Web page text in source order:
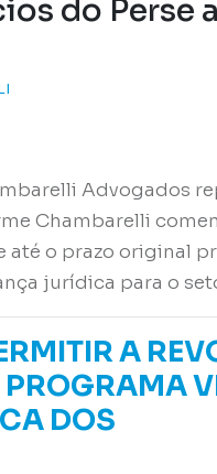
do Perse
Advogados
Chambarelli
até o prazo original
jurídica para o
A
PROGRAMA
DOS